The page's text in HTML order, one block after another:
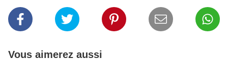
Vous aimerez aussi